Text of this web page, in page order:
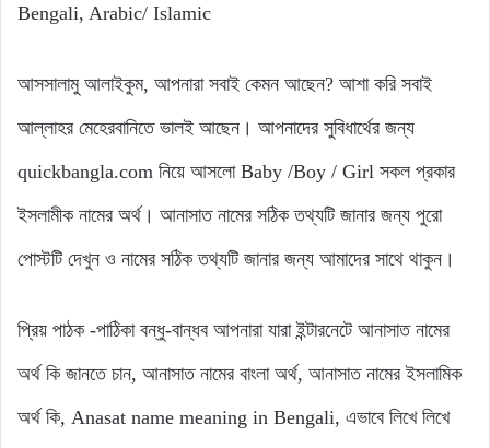
Bengali, Arabic/ Islamic
আসসালামু আলাইকুম, আপনারা সবাই কেমন আছেন? আশা করি সবাই
আল্লাহর মেহেরবানিতে ভালই আছেন। আপনাদের সুবিধার্থের জন্য
quickbangla.com নিয়ে আসলো Baby /Boy / Girl সকল প্রকার
ইসলামীক নামের অর্থ। আনাসাত নামের সঠিক তথ্যটি জানার জন্য পুরো
পোস্টটি দেখুন ও নামের সঠিক তথ্যটি জানার জন্য আমাদের সাথে থাকুন।
প্রিয় পাঠক -পাঠিকা বন্ধু-বান্ধব আপনারা যারা ইন্টারনেটে আনাসাত নামের
অর্থ কি জানতে চান, আনাসাত নামের বাংলা অর্থ, আনাসাত নামের ইসলামিক
অর্থ কি, Anasat name meaning in Bengali, এভাবে লিখে লিখে